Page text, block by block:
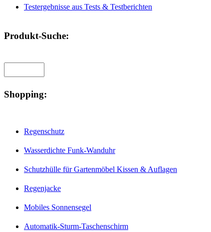
Testergebnisse aus Tests & Testberichten
Produkt-Suche:
Shopping:
Regenschutz
Wasserdichte Funk-Wanduhr
Schutzhülle für Gartenmöbel Kissen & Auflagen
Regenjacke
Mobiles Sonnensegel
Automatik-Sturm-Taschenschirm